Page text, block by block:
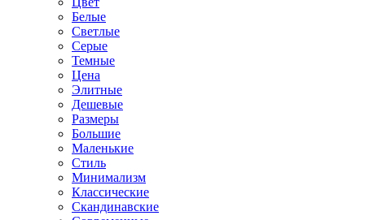
Белые
Светлые
Серые
Темные
Цена
Элитные
Дешевые
Размеры
Большие
Маленькие
Стиль
Минимализм
Классические
Скандинавские